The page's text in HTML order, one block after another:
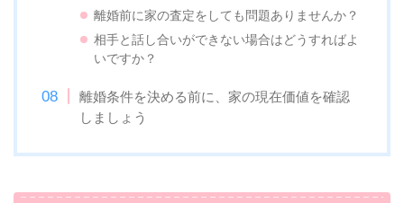
離婚前に家の査定をしても問題ありませんか？
相手と話し合いができない場合はどうすればよ
いですか？
離婚条件を決める前に、家の現在価値を確認
しましょう